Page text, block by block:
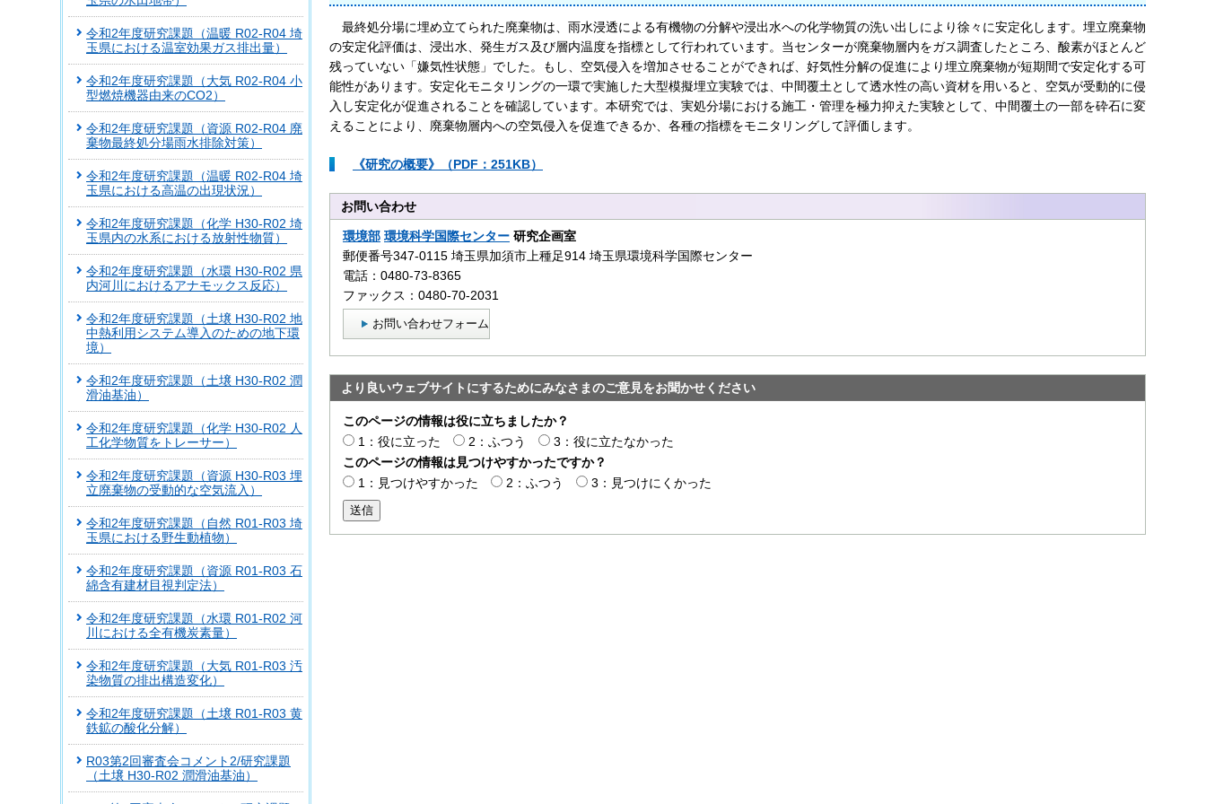
令和2年度研究課題（温暖 R02-R04 埼
玉県における温室効果ガス排出量）
令和2年度研究課題（大気 R02-R04 小
型燃焼機器由来のCO2）
令和2年度研究課題（資源 R02-R04 廃
棄物最終処分場雨水排除対策）
令和2年度研究課題（温暖 R02-R04 埼
玉県における高温の出現状況）
令和2年度研究課題（化学 H30-R02 埼
玉県内の水系における放射性物質）
令和2年度研究課題（水環 H30-R02 県
内河川におけるアナモックス反応）
令和2年度研究課題（土壌 H30-R02 地
中熱利用システム導入のための地下環
境）
令和2年度研究課題（土壌 H30-R02 潤
滑油基油）
令和2年度研究課題（化学 H30-R02 人
工化学物質をトレーサー）
令和2年度研究課題（資源 H30-R03 埋
立廃棄物の受動的な空気流入）
令和2年度研究課題（自然 R01-R03 埼
玉県における野生動植物）
令和2年度研究課題（資源 R01-R03 石
綿含有建材目視判定法）
令和2年度研究課題（水環 R01-R02 河
川における全有機炭素量）
令和2年度研究課題（大気 R01-R03 汚
染物質の排出構造変化）
令和2年度研究課題（土壌 R01-R03 黄
鉄鉱の酸化分解）
R03第2回審査会コメント2/研究課題
（土壌 H30-R02 潤滑油基油）
最終処分場に埋め立てられた廃棄物は、雨水浸透による有機物の分解や浸出水への化学物質の洗い出しにより徐々に安定化します。埋立廃棄物
の安定化評価は、浸出水、発生ガス及び層内温度を指標として行われています。当センターが廃棄物層内をガス調査したところ、酸素がほとんど
残っていない「嫌気性状態」でした。もし、空気侵入を増加させることができれば、好気性分解の促進により埋立廃棄物が短期間で安定化する可
能性があります。安定化モニタリングの一環で実施した大型模擬埋立実験では、中間覆土として透水性の高い資材を用いると、空気が受動的に侵
入し安定化が促進されることを確認しています。本研究では、実処分場における施工・管理を極力抑えた実験として、中間覆土の一部を砕石に変
えることにより、廃棄物層内への空気侵入を促進できるか、各種の指標をモニタリングして評価します。
《研究の概要》（PDF：251KB）
お問い合わせ
環境部 環境科学国際センター 研究企画室
郵便番号347-0115 埼玉県加須市上種足914 埼玉県環境科学国際センター
電話：0480-73-8365
ファックス：0480-70-2031
お問い合わせフォーム
より良いウェブサイトにするためにみなさまのご意見をお聞かせください
このページの情報は役に立ちましたか？
1：役に立った
2：ふつう
3：役に立たなかった
このページの情報は見つけやすかったですか？
1：見つけやすかった
2：ふつう 3：見つけにくかった
送信